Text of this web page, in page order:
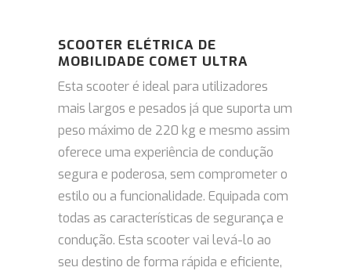
SCOOTER ELÉTRICA DE
MOBILIDADE COMET ULTRA
Esta scooter é ideal para utilizadores
mais largos e pesados já que suporta um
peso máximo de 220 kg e mesmo assim
oferece uma experiência de condução
segura e poderosa, sem comprometer o
estilo ou a funcionalidade. Equipada com
todas as características de segurança e
condução. Esta scooter vai levá-lo ao
seu destino de forma rápida e eficiente,